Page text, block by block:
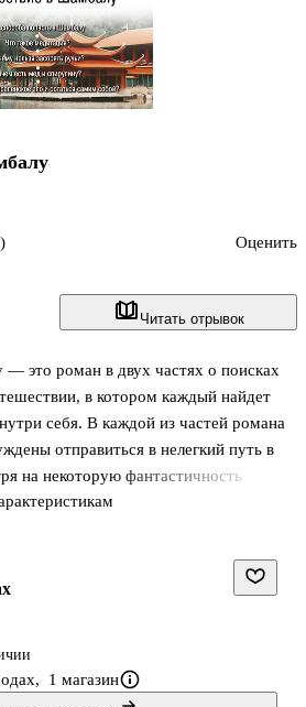
Читать отрывок
это роман в двух частях о поисках
в котором каждый найдет
себя. В каждой из частей романа
отправиться в нелегкий путь в
на некоторую фантастичность
найдет черты героев в себе, и,
Оценить
1 магазин